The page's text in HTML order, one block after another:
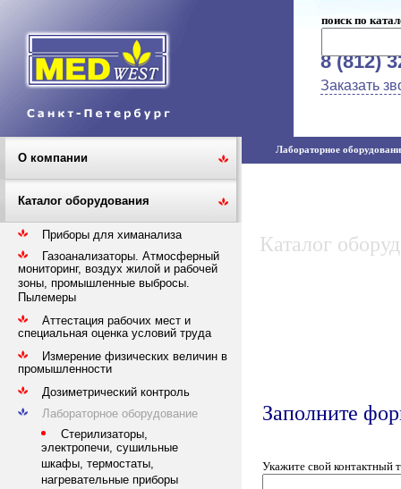
поиск по
8 (812)
Заказать
О компании
Каталог оборудования
Приборы для химанализа
Газоанализаторы. Атмосферный
мониторинг, воздух жилой и рабочей
зоны, промышленные выбросы.
Пылемеры
Аттестация рабочих мест и
специальная оценка условий труда
Измерение физических величин в
промышленности
Дозиметрический контроль
Лабораторное оборудование
Стерилизаторы,
электропечи, сушильные
шкафы, термостаты,
нагревательные приборы
Лабораторное
Каталог
Заполните
Укажите свой контактный